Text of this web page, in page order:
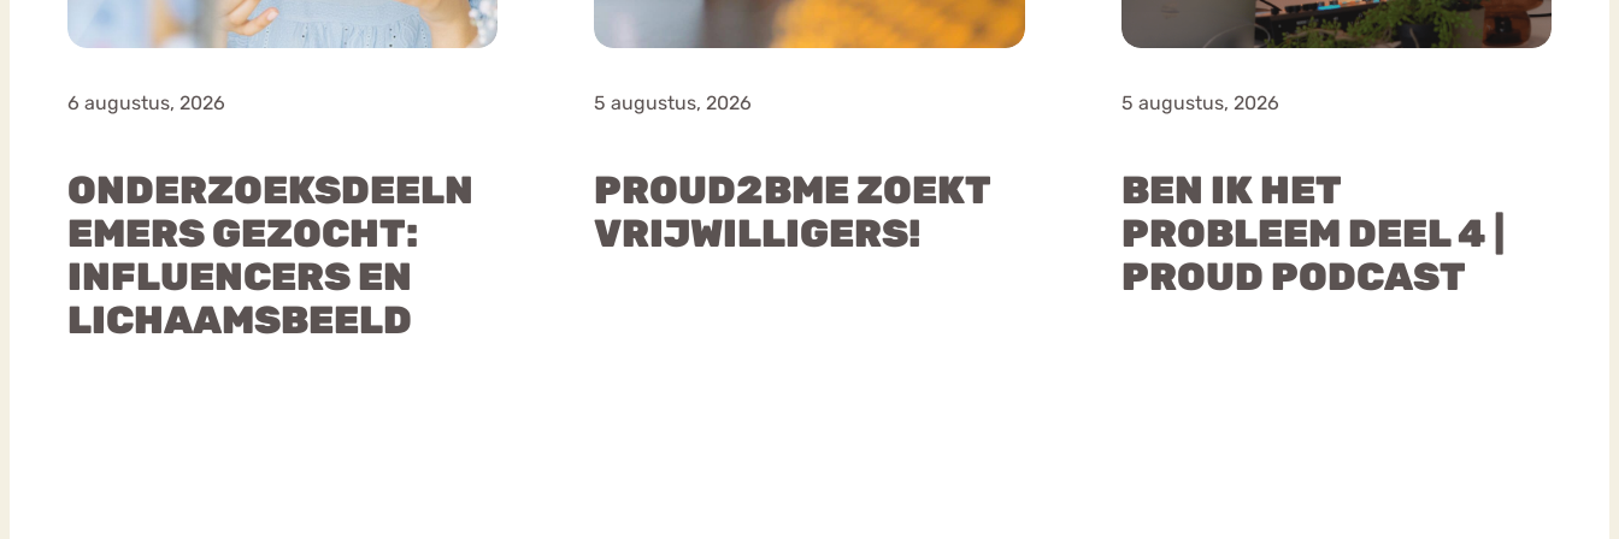
6 augustus, 2026
ONDERZOEKSDEELN
EMERS GEZOCHT:
INFLUENCERS EN
LICHAAMSBEELD
5 augustus, 2026
PROUD2BME ZOEKT
VRIJWILLIGERS!
5 augustus, 2026
BEN IK HET
PROBLEEM DEEL 4 |
PROUD PODCAST